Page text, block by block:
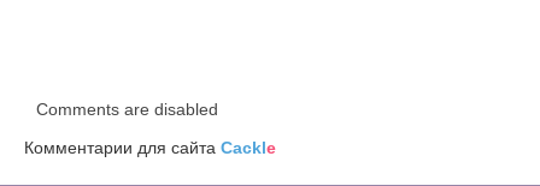
Comments are disabled
Комментарии для сайта Cackle